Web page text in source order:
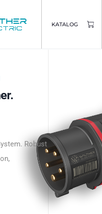
KATALOG
hier.Robust
und